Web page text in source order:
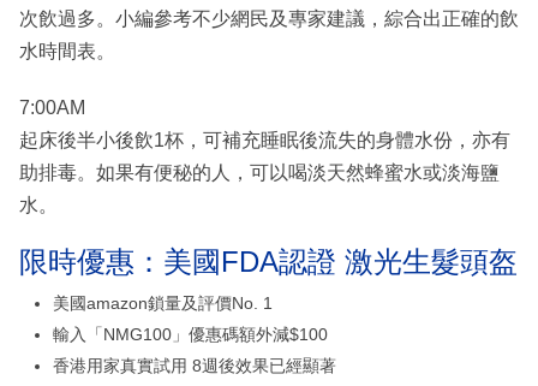
次飲過多。小編參考不少網民及專家建議，綜合出正確的飲
水時間表。
7:00AM
起床後半小後飲1杯，可補充睡眠後流失的身體水份，亦有
助排毒。如果有便秘的人，可以喝淡天然蜂蜜水或淡海鹽
水。
限時優惠：美國FDA認證 激光生髮頭盔
美國amazon鎖量及評價No. 1
輸入「NMG100」優惠碼額外減$100
香港用家真實試用 8週後效果已經顯著